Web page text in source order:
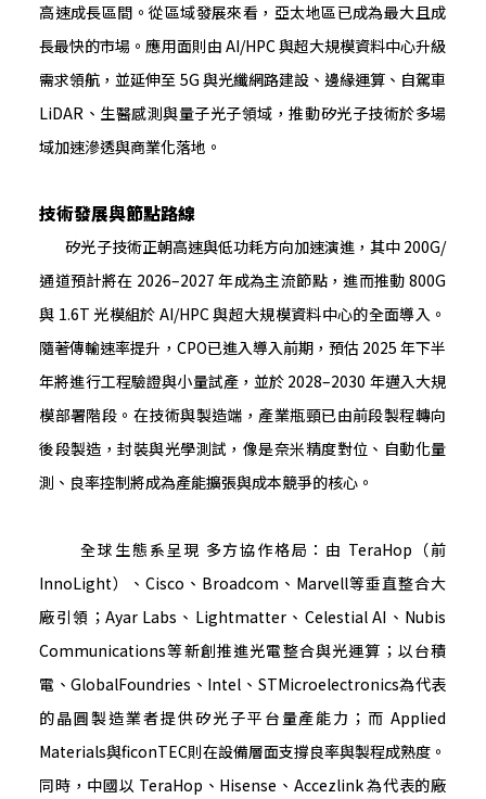
高速成長區間。從區域發展來看，亞太地區已成為最大且成
長最快的市場。應用面則由 AI/HPC 與超大規模資料中心升級
需求領航，並延伸至 5G 與光纖網路建設、邊緣運算、自駕車
LiDAR、生醫感測與量子光子領域，推動矽光子技術於多場
域加速滲透與商業化落地。
技術發展與節點路線
矽光子技術正朝高速與低功耗方向加速演進，其中 200G/
通道預計將在 2026–2027 年成為主流節點，進而推動 800G
與 1.6T 光模組於 AI/HPC 與超大規模資料中心的全面導入。
隨著傳輸速率提升，CPO已進入導入前期，預估 2025 年下半
年將進行工程驗證與小量試產，並於 2028–2030 年邁入大規
模部署階段。在技術與製造端，產業瓶頸已由前段製程轉向
後段製造，封裝與光學測試，像是奈米精度對位、自動化量
測、良率控制將成為產能擴張與成本競爭的核心。
全球生態系呈現 多方協作格局：由 TeraHop（前
InnoLight）、Cisco、Broadcom、Marvell等垂直整合大
廠引領；Ayar Labs、Lightmatter、Celestial AI、Nubis
Communications等新創推進光電整合與光運算；以台積
電、GlobalFoundries、Intel、STMicroelectronics為代表
的晶圓製造業者提供矽光子平台量產能力；而 Applied
Materials與ficonTEC則在設備層面支撐良率與製程成熟度。
同時，中國以 TeraHop、Hisense、Accezlink 為代表的廠